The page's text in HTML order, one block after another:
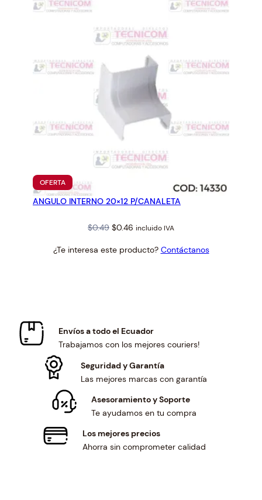
OFERTAPRODUCTO
EN
OFERTA
ANGULO INTERNO 20×12 P/CANALETA
$0.49 Original
was:
$0.46 Current
is:
incluido IVA
¿Te interesa este producto? Contáctanos
Envíos a todo el Ecuador
Trabajamos con los mejores couriers!
Seguridad y Garantía
Las mejores marcas con garantía
Asesoramiento y Soporte
Te ayudamos en tu compra
Los mejores precios
Ahorra sin comprometer calidad